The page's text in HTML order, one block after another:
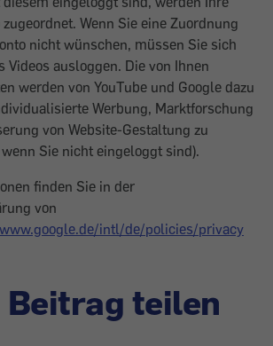
Wenn Sie eine Zuordnung
nicht wünschen, müssen Sie sich
Videos ausloggen. Die von Ihnen
werden von YouTube und Google dazu
Werbung, Marktforschung
von Website-Gestaltung zu
Sie nicht eingeloggt sind).
finden Sie in der
von
intl/de/policies/privacy
Beitrag teilen